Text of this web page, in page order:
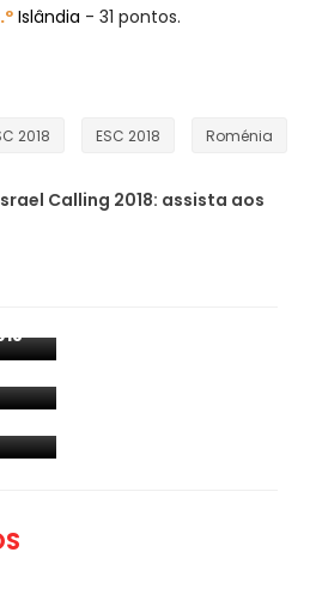
.º Islândia - 31 pontos.
2018 ESC 2018 Roménia
Calling 2018: assista aos